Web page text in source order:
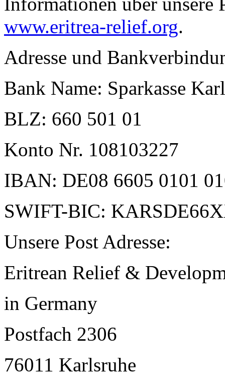
www.eritrea-relief.org.
Adresse und
Bank Name: Sparkasse
BLZ: 660 501 01
Konto Nr. 108103227
IBAN: DE08 6605 0101
SWIFT-BIC:
Unsere Post Adresse:
Eritrean Relief &
in Germany
Postfach 2306
76011 Karlsruhe